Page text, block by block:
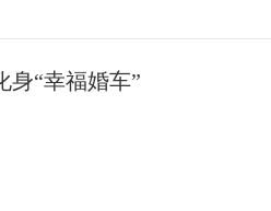
身“幸福婚车”